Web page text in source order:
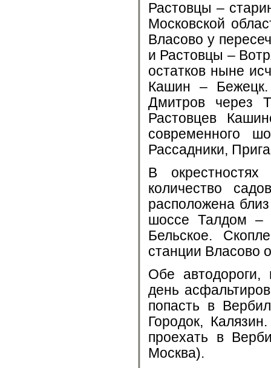
Растовцы –
Московской
Власово у
и Растовцы –
остатков ныне
Кашин – Бежецк.
Дмитров через
Растовцев
современного
Рассадники,
В
количество
расположена
шоссе Талдом –
Бельское.
станции Власово
Обе автодороги,
день
попасть в
Городок,
проехать в
Москва).